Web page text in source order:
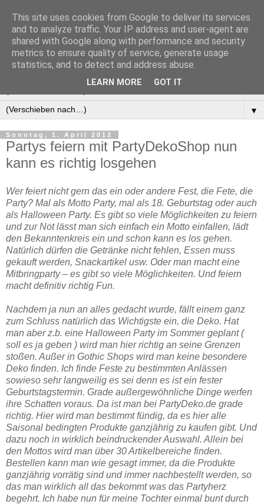
Manus Testwelt, alles
außer langweilig
▼
Sonntag, 1. April 2012
Partys feiern mit PartyDekoShop nun
kann es richtig losgehen
Wer feiert nicht gern das ein oder andere Fest, die Fete, die
Party? Mal als Motto Party, mal als 18. Geburtstag oder auch
als Halloween Party. Es gibt so viele Möglichkeiten zu feiern
und zur Not lässt man sich einfach ein Motto einfallen, lädt
den Bekanntenkreis ein und schon kann es los gehen.
Natürlich dürfen die Getränke nicht fehlen, Essen muss
gekauft werden, Snackartikel usw. Oder man macht eine
Mitbringparty – es gibt so viele Möglichkeiten. Und feiern
macht definitiv richtig Fun.
Nachdem ja nun an alles gedacht wurde, fällt einem ganz
zum Schluss natürlich das Wichtigste ein, die Deko. Hat
man aber z.b. eine Halloween Party im Sommer geplant (
soll es ja geben ) wird man hier richtig an seine Grenzen
stoßen. Außer in Gothic Shops wird man keine besondere
Deko finden. Ich finde Feste zu bestimmten Anlässen
sowieso sehr langweilig es sei denn es ist ein fester
Geburtstagstermin. Grade außergewöhnliche Dinge werfen
ihre Schatten voraus. Da ist man bei PartyDeko.de grade
richtig. Hier wird man bestimmt fündig, da es hier alle
Saisonal bedingten Produkte ganzjährig zu kaufen gibt. Und
dazu noch in wirklich beindruckender Auswahl. Allein bei
den Mottos wird man über 30 Artikelbereiche finden.
Bestellen kann man wie gesagt immer, da die Produkte
ganzjährig vorrätig sind und immer nachbestellt werden, so
das man wirklich all das bekommt was das Partyherz
begehrt. Ich habe nun für meine Tochter einmal bunt durch
This site uses cookies from Google to deliver its services
and to analyze traffic. Your IP address and user-agent are
shared with Google along with performance and security
metrics to ensure quality of service, generate usage
statistics, and to detect and address abuse.
LEARN MORE GOT IT